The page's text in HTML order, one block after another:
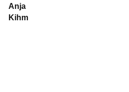
Anja
Kihm